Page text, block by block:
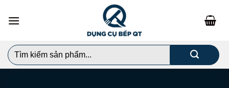
đến
dung
Search
for: